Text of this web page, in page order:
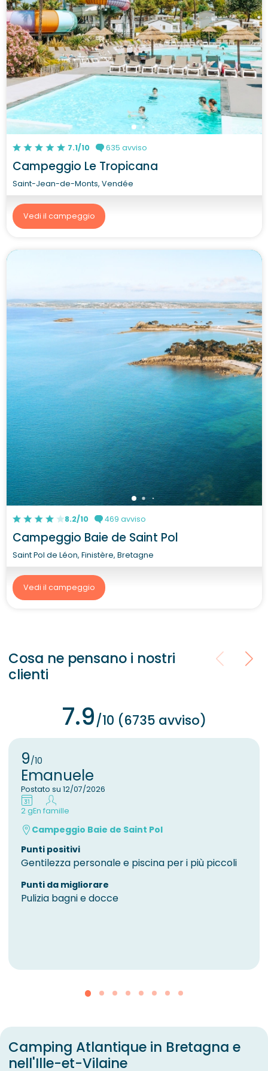
7.1/10 635 avviso
Campeggio Le Tropicana
Saint-Jean-de-Monts, Vendée
Vedi il campeggio
8.2/10 469 avviso
Campeggio Baie de Saint Pol
Saint Pol de Léon, Finistère, Bretagne
Vedi il campeggio
Cosa ne pensano i nostri
clienti
7.9/10 (6735 avviso)
9/10
Emanuele
Postato su 12/07/2026
2 gEn famille
Campeggio Baie de Saint Pol
Punti positivi
Gentilezza personale e piscina per i più piccoli
Punti da migliorare
Pulizia bagni e docce
Camping Atlantique in Bretagna e
nell'Ille-et-Vilaine